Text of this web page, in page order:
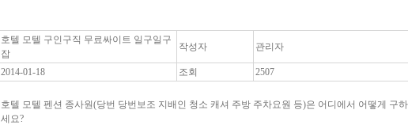
호텔 모텔 구인구직 무료싸이트 일구일구
잡
작성자 관리자
2014-01-18 조회 2507
호텔 모텔 펜션 종사원(당번 당번보조 지배인 청소 캐셔 주방 주차요원 등)은 어디에서 어떻게 구하
세요?